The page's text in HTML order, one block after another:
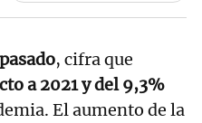
, cifra que
a 2021 y del 9,3%
El aumento de la